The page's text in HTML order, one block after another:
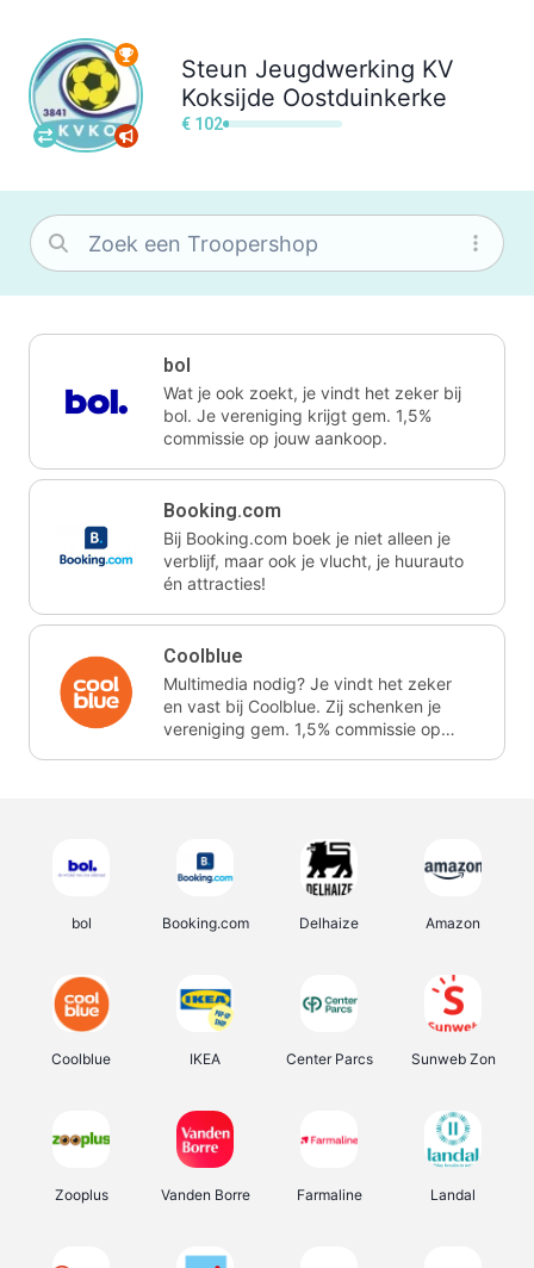
Steun Jeugdwerking KV
Koksijde Oostduinkerke
€ 102
bol
Wat je ook zoekt, je vindt het zeker bij
bol. Je vereniging krijgt gem. 1,5%
commissie op jouw aankoop.
Booking.com
Bij Booking.com boek je niet alleen je
verblijf, maar ook je vlucht, je huurauto
én attracties!
Coolblue
Multimedia nodig? Je vindt het zeker
en vast bij Coolblue. Zij schenken je
vereniging gem. 1,5% commissie op
bol Booking.com Delhaize Amazon
Coolblue IKEA Center Parcs Sunweb Zon
Zooplus Vanden Borre Farmaline Landal